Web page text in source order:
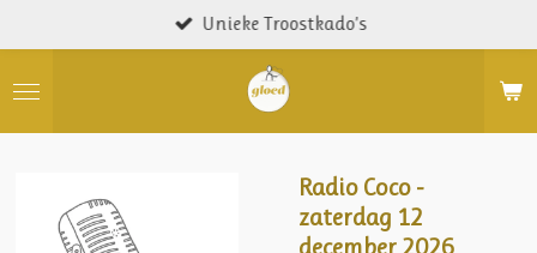
direct
naar
hoofdinhoud
Unieke Troostkado’s
Radio Coco -
zaterdag 12
december 2026